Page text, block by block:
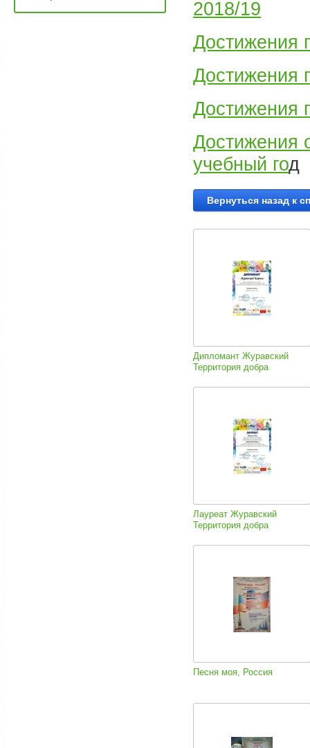
2018/19
Достижения
Достижения
Достижения
Достижения
учебный год
Вернуться назад к
Дипломант Журавский
Территория добра
Лауреат Журавский
Территория добра
Песня моя, Россия